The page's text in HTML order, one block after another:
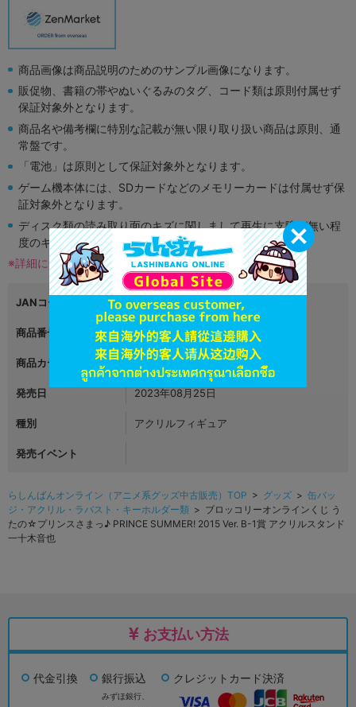
商品画像は商品説明のためのサンプル画像になります。
販促物、書籍の帯やぬいぐるみのタグ、コード類は原則付属せず
保証対象外となります。
商品名や備考欄に特別な記載が無い限り取り扱い商品は原則、通
常盤です。
「電池」は原則として保証対象外となります。
ゲーム機本体には、SDカードなどのメモリーカードは付属せず保
証対象外となります。
ディスク類の読み取り面のキズに関しまして再生に支障が無い程
度のキズがある場合がございます。
※詳細につきましてはコチラ
JANコード 4510417593065
商品番号 L05709082
商品カテゴリ グッズ
発売日 2023年08月25日
種別 アクリルフィギュア
発売イベント
らしんばんオンライン（アニメ系グッズ中古販売）TOP > グッズ > 缶バッ
ジ・アクリル・ラバスト・キーホルダー類 > ブロッコリーオンラインくじ う
たの☆プリンスさまっ♪ PRINCE SUMMER! 2015 Ver. B-1賞 アクリルスタンド
一十木音也
お支払い方法
代金引換 銀行振込
みずほ銀行、
クレジットカード決済